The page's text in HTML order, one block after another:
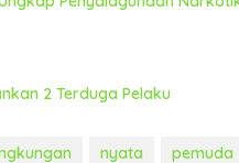
2 Terduga Pelaku
nyata pemuda